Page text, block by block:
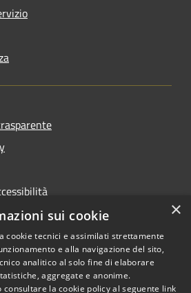
Copyright © 2026 • Comune di
Cigole • Powered by
×
sui cookie
cookie tecnici e assimilati strettamente
e alla navigazione del sito,
analitico al solo fine di elaborare
aggregate e anonime.
la cookie policy al seguente link